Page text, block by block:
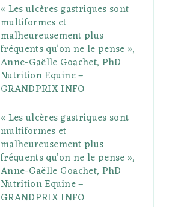
e
P
l
s
g
r
a
m
r
e
s
r
« Les ulcères gastriques sont
multiformes et
malheureusement plus
fréquents qu’on ne le pense »,
Anne-Gaëlle Goachet, PhD
Nutrition Equine –
GRANDPRIX INFO
« Les ulcères gastriques sont
multiformes et
malheureusement plus
fréquents qu’on ne le pense »,
Anne-Gaëlle Goachet, PhD
Nutrition Equine –
GRANDPRIX INFO